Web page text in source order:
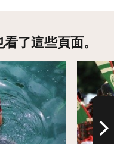
了這些頁面。
詳情